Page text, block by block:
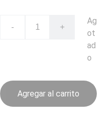
- +
Ag
ot
ad
o
Agregar al carrito